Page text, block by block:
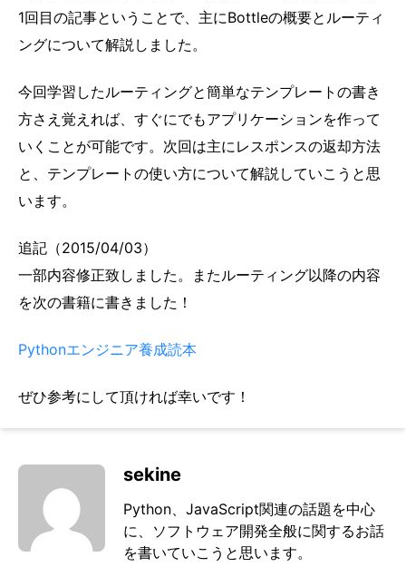
1回目の記事ということで、主にBottleの概要とルーティ
ングについて解説しました。
今回学習したルーティングと簡単なテンプレートの書き
方さえ覚えれば、すぐにでもアプリケーションを作って
いくことが可能です。次回は主にレスポンスの返却方法
と、テンプレートの使い方について解説していこうと思
います。
追記（2015/04/03）
一部内容修正致しました。またルーティング以降の内容
を次の書籍に書きました！
Pythonエンジニア養成読本
ぜひ参考にして頂ければ幸いです！
sekine
Python、JavaScript関連の話題を中心
に、ソフトウェア開発全般に関するお話
を書いていこうと思います。